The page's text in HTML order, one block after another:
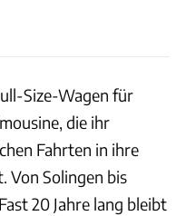
Size-Wagen für
die ihr
Fahrten in ihre
Von Solingen bis
20 Jahre lang bleibt